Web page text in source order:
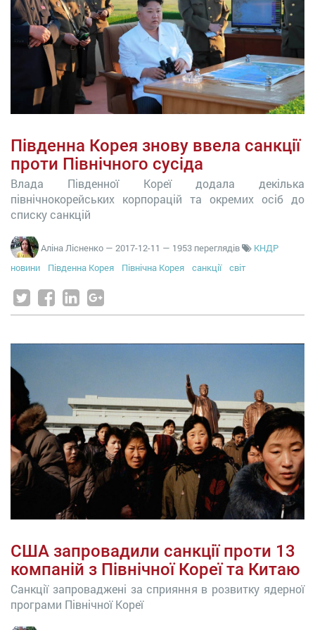
Південна Корея знову ввела санкції
проти Північного сусіда
Влада Південної Кореї додала декілька
північнокорейських корпорацій та окремих осіб до
списку санкцій
Аліна Лісненко — 2017-12-11 — 1953 переглядів
КНДР
новини
Південна Корея Північна Корея санкції світ
США запровадили санкції проти 13
компаній з Північної Кореї та Китаю
Санкції запроваджені за сприяння в розвитку ядерної
програми Північної Кореї